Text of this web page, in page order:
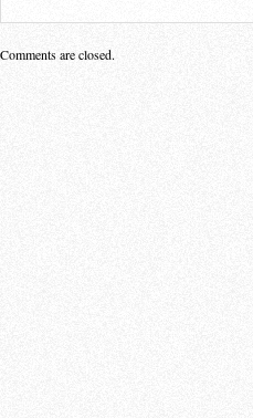
Comments are closed.